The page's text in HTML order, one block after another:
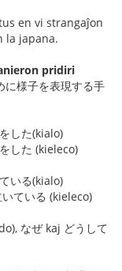
en vi strangaĵon
la japana.
pridiri
に様子を表現する手
した(kialo)
した (kieleco)
いる(kialo)
ている (kieleco)
なぜ kaj どうして